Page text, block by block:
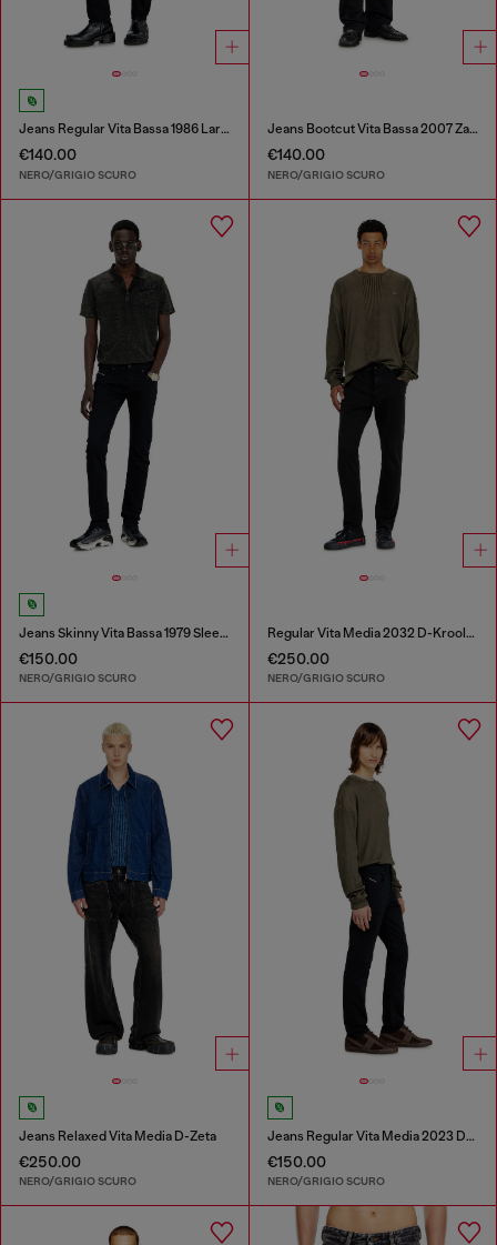
Jeans Regular Vita Bassa 1986 Larkee-Beex
€140.00
NERO/GRIGIO SCURO
Jeans Bootcut Vita Bassa 2007 Zatiny
€140.00
NERO/GRIGIO SCURO
Jeans Skinny Vita Bassa 1979 Sleenker
€150.00
NERO/GRIGIO SCURO
Regular Vita Media 2032 D-Krooley Joggjeans®
€250.00
NERO/GRIGIO SCURO
Jeans Relaxed Vita Media D-Zeta
€250.00
NERO/GRIGIO SCURO
Jeans Regular Vita Media 2023 D-Finitive
€150.00
NERO/GRIGIO SCURO